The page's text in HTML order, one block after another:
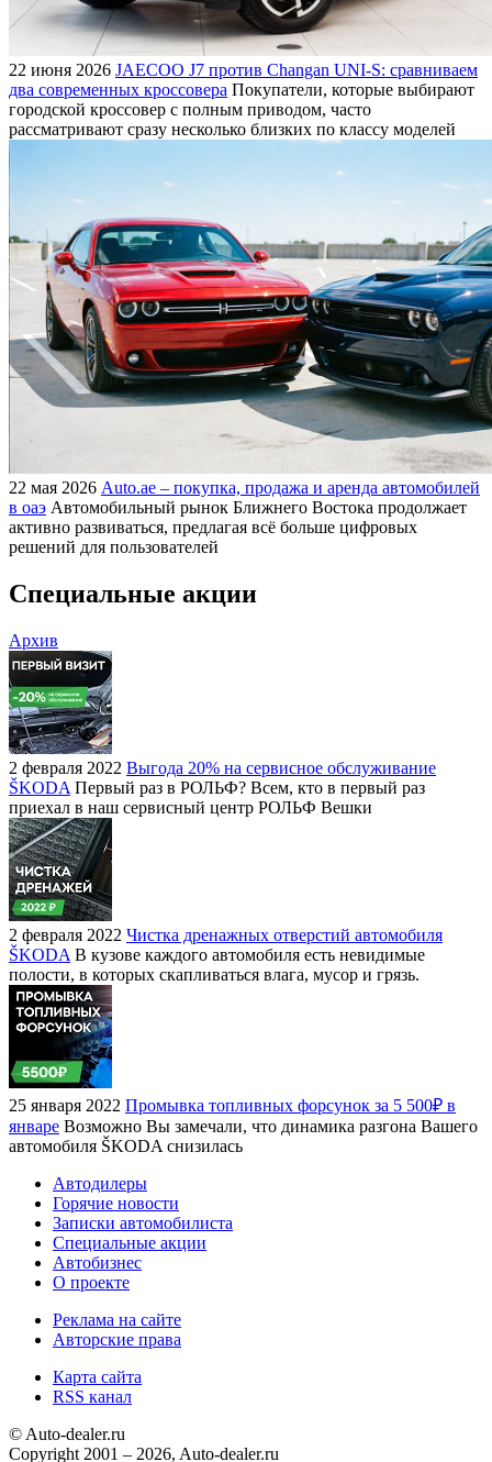
22 июня 2026 JAECOO J7 против Changan UNI-S: сравниваем
два современных кроссовера Покупатели, которые выбирают
городской кроссовер с полным приводом, часто
рассматривают сразу несколько близких по классу моделей
22 мая 2026 Auto.ae – покупка, продажа и аренда автомобилей
в оаэ Автомобильный рынок Ближнего Востока продолжает
активно развиваться, предлагая всё больше цифровых
решений для пользователей
Специальные акции
Архив
2 февраля 2022 Выгода 20% на сервисное обслуживание
ŠKODA Первый раз в РОЛЬФ? Всем, кто в первый раз
приехал в наш сервисный центр РОЛЬФ Вешки
2 февраля 2022 Чистка дренажных отверстий автомобиля
ŠKODA В кузове каждого автомобиля есть невидимые
полости, в которых скапливаться влага, мусор и грязь.
25 января 2022 Промывка топливных форсунок за 5 500₽ в
январе Возможно Вы замечали, что динамика разгона Вашего
автомобиля ŠKODA снизилась
Автодилеры
Горячие новости
Записки автомобилиста
Специальные акции
Автобизнес
О проекте
Реклама на сайте
Авторские права
Карта сайта
RSS канал
© Auto-dealer.ru
Copyright 2001 – 2026, Auto-dealer.ru